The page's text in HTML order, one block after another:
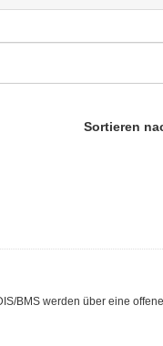
Sortieren
BMS werden über eine